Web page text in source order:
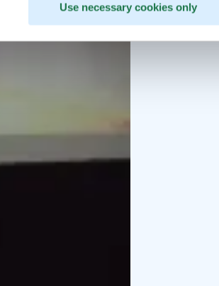
Use necessary cookies only